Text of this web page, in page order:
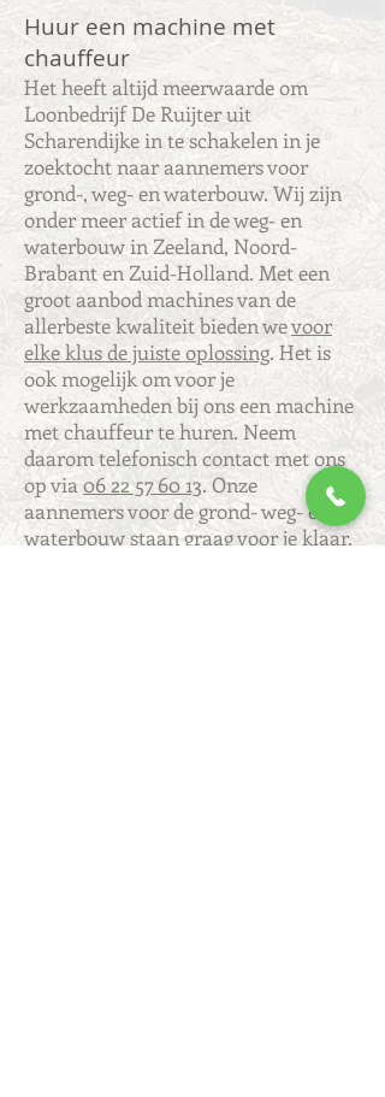
Het heeft altijd meerwaarde om
Loonbedrijf De Ruijter uit
Scharendijke in te schakelen in je
zoektocht naar aannemers voor
grond-, weg- en waterbouw. Wij zijn
onder meer actief in de weg- en
waterbouw in Zeeland, Noord-
Brabant en Zuid-Holland. Met een
groot aanbod machines van de
allerbeste kwaliteit bieden wevoor
elke klus de juiste oplossing. Het is
ook mogelijk om voor je
werkzaamheden bij ons een machine
met chauffeur te huren. Neem
daarom telefonisch contact met ons
op via 06 22 57 60 13. Onze
aannemers voor de grond- weg- en
waterbouw staan graag voor je klaar,
Huur een machine met
chauffeur